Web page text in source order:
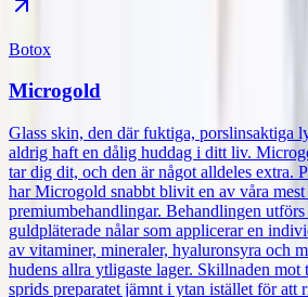
Botox
Microgold
Glass skin, den där fuktiga, porslinsaktiga
aldrig haft en dålig huddag i ditt liv.
tar dig dit, och den är något alldeles extra.
har Microgold snabbt blivit en av våra
premiumbehandlingar. Behandlingen
guldpläterade nålar som applicerar en
av vitaminer, mineraler, hyaluronsyra och
hudens allra ytligaste lager. Skillnaden
sprids preparatet jämnt i ytan istället för att